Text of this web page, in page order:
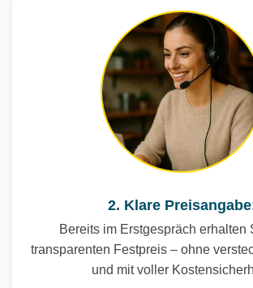
2. Klare
Bereits im Erstgespräch erhalten
transparenten Festpreis – ohne
und mit voller